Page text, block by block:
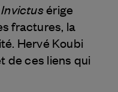
Invictusérige
fractures, la
Hervé Koubi
de ces liens qui